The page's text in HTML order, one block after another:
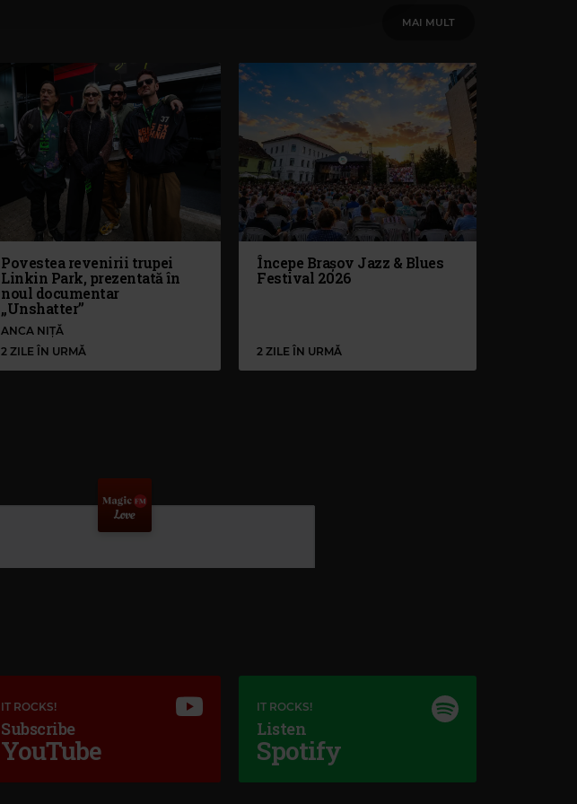
MAI MULT
Povestea revenirii trupei
Linkin Park, prezentată în
noul documentar
„Unshatter”
ANCA NIȚĂ
2 ZILE ÎN URMĂ
Începe Brașov Jazz & Blues
Festival 2026
2 ZILE ÎN URMĂ
IT ROCKS!
Subscribe
YouTube
IT ROCKS!
Listen
Spotify